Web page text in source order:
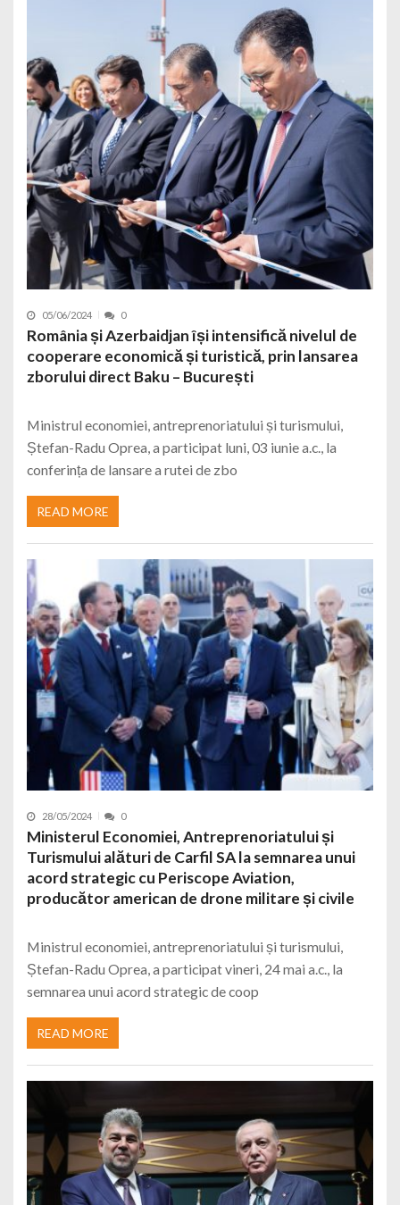
05/06/2024 0
România și Azerbaidjan își intensifică nivelul de
cooperare economică și turistică, prin lansarea
zborului direct Baku – București
Ministrul economiei, antreprenoriatului și turismului,
Ștefan-Radu Oprea, a participat luni, 03 iunie a.c., la
conferința de lansare a rutei de zbo
READ MORE
28/05/2024 0
Ministerul Economiei, Antreprenoriatului și
Turismului alături de Carfil SA la semnarea unui
acord strategic cu Periscope Aviation,
producător american de drone militare și civile
Ministrul economiei, antreprenoriatului și turismului,
Ștefan-Radu Oprea, a participat vineri, 24 mai a.c., la
semnarea unui acord strategic de coop
READ MORE